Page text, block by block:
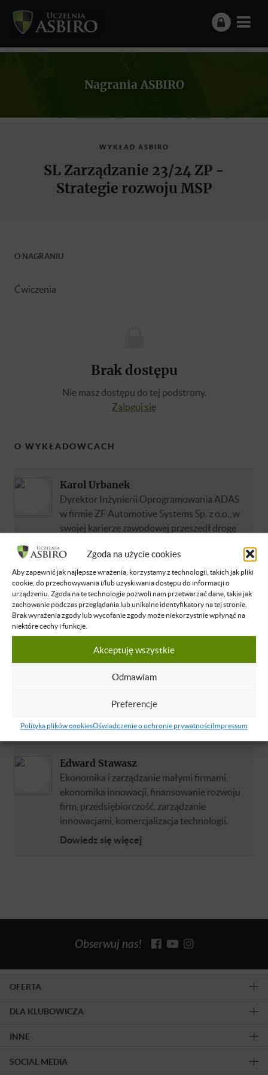
Zgoda na użycie cookies
Aby zapewnić jak najlepsze wrażenia, korzystamy z technologii, takich jak pliki
cookie, do przechowywania i/lub uzyskiwania dostępu do informacji o
urządzeniu. Zgoda na te technologie pozwoli nam przetwarzać dane, takie jak
zachowanie podczas przeglądania lub unikalne identyfikatory na tej stronie.
Brak wyrażenia zgody lub wycofanie zgody może niekorzystnie wpłynąć na
niektóre cechy i funkcje.
Akceptuję wszystkie
Odmawiam
Preferencje
Polityka plików cookiesOświadczenie o ochronie prywatnościImpressum
Nagrania ASBIRO
WYKŁAD ASBIRO
SL Zarządzanie 23/24 ZP -
Strategie rozwoju MSP
O NAGRANIU
Ćwiczenia
Brak dostępu
Nie masz dostępu do tej podstrony.
Zaloguj się
O WYKŁADOWCACH
Karol Urbanek
Dyrektor Inżynierii Oprogramowania ADAS
w firmie ZF Automotive Systems Sp. z o.o., w
swojej karierze zawodowej przeszedł drogę
dyrektora. Obecnie zarządza 40-osobowym
zespołem oprogramowania. Zbudował od
podstaw i zarządzał ponad 80-osobowym
działem R&D, opracowującym algorytmy do
radarów i kamer wykorzystywanych w
automatyzacji jazdy. W swojej karierze
Na co dzień obraca się w międzynarodowym
środowisku, współpracując m.in. z Niemcami,
Chińczykami, (...)
Edward Stawasz
Ekonomika i zarządzanie małymi firmami,
ekonomika innowacji, finansowanie rozwoju
firm, przedsiębiorczość, zarządzanie
innowacjami, komercjalizacja technologii.
Dowiedz się więcej
Obserwuj nas!
OFERTA
DLA KLUBOWICZA
INNE
SOCIAL MEDIA